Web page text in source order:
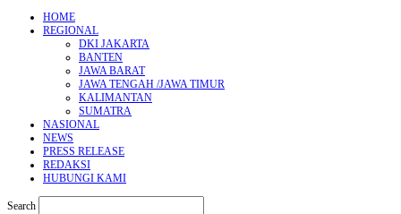
HOME
REGIONAL
DKI JAKARTA
BANTEN
JAWA BARAT
JAWA TENGAH /JAWA TIMUR
KALIMANTAN
SUMATRA
NASIONAL
NEWS
PRESS RELEASE
REDAKSI
HUBUNGI KAMI
Search